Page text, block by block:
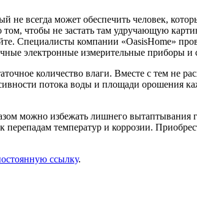
всегда может обеспечить человек,
чтобы не застать там удручающую
Специалисты компании «OasisHome»
электронные измерительные приборы
количество влаги. Вместе с тем не
потока воды и площади орошения
можно избежать лишнего вытаптывания
температур и коррозии.
ссылку.